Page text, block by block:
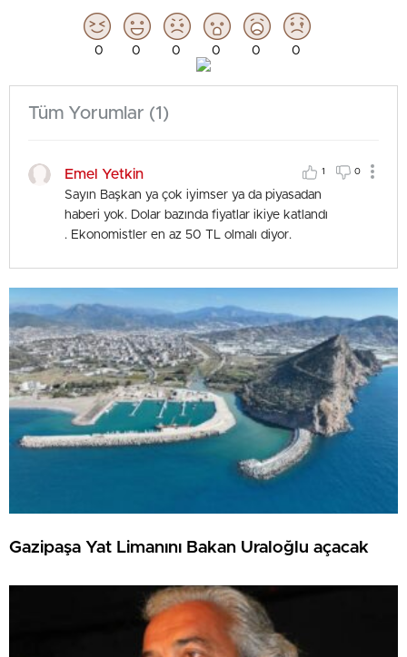
0 0 0 0 0 0
Tüm Yorumlar (1)
Emel Yetkin 1 0
Sayın Başkan ya çok iyimser ya da piyasadan
haberi yok. Dolar bazında fiyatlar ikiye katlandı
. Ekonomistler en az 50 TL olmalı diyor.
Gazipaşa Yat Limanını Bakan Uraloğlu açacak